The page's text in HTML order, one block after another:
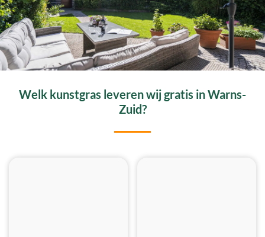
Welk kunstgras leveren wij gratis in Warns-
Zuid?